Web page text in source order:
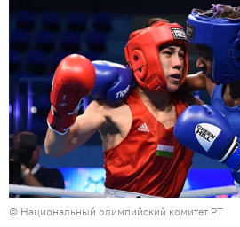
© Национальный олимпийский комитет РТ